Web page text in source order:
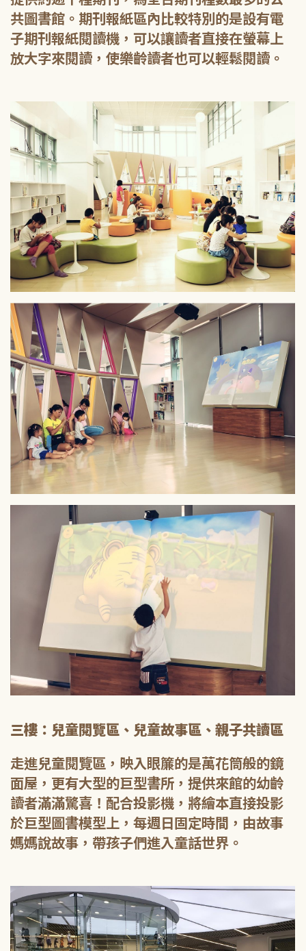
共圖書館。期刊報紙區內比較特別的是設有電
子期刊報紙閱讀機，可以讓讀者直接在螢幕上
放大字來閱讀，使樂齡讀者也可以輕鬆閱讀。
三樓：兒童閱覽區、兒童故事區、親子共讀區
走進兒童閱覽區，映入眼簾的是萬花筒般的鏡
面屋，更有大型的巨型書所，提供來館的幼齡
讀者滿滿驚喜！配合投影機，將繪本直接投影
於巨型圖書模型上，每週日固定時間，由故事
媽媽說故事，帶孩子們進入童話世界。